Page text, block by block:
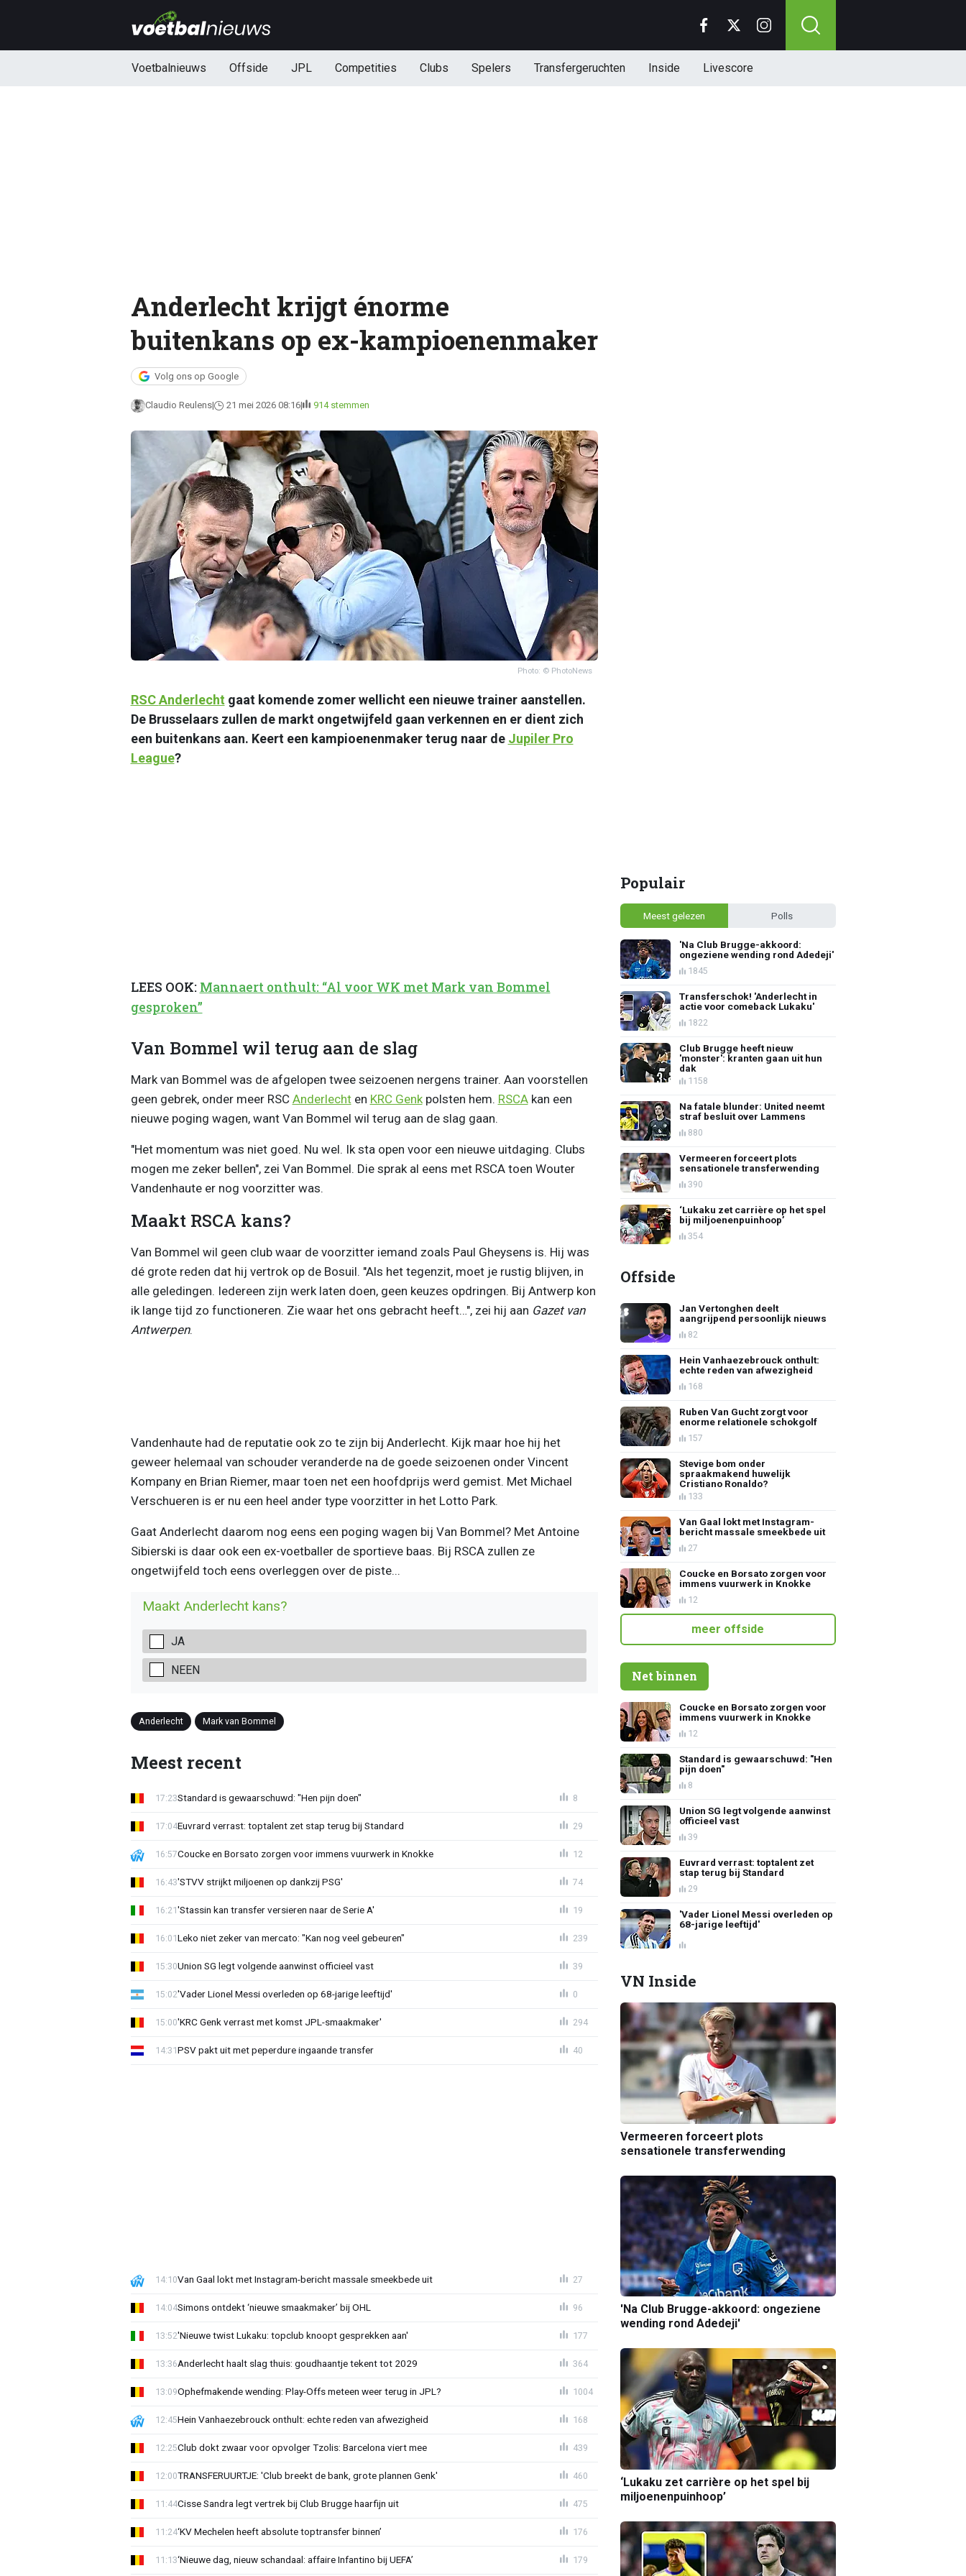
Voetbalnieuws Offside JPL Competities Clubs Spelers Transfergeruchten Inside Livescore
Anderlecht krijgt énorme
buitenkans op ex-kampioenenmaker
Volg ons op Google
Claudio Reulens 21 mei 2026 08:16 914 stemmen
Photo: © PhotoNews
RSCAnderlecht gaat komende zomer wellicht een nieuwe trainer aanstellen.
De Brusselaars zullen de markt ongetwijfeld gaan verkennen en er dient zich
een buitenkans aan. Keert een kampioenenmaker terug naar de Jupiler Pro
League?
LEES OOK: Mannaert onthult: “Al voor WK met Mark van Bommel
gesproken”
Van Bommel wil terug aan de slag
Mark van Bommel was de afgelopen twee seizoenen nergens trainer. Aan voorstellen
geen gebrek, onder meer RSC Anderlechten KRC Genkpolsten hem. RSCAkan een
nieuwe poging wagen, want Van Bommel wil terug aan de slag gaan.
"Het momentum was niet goed. Nu wel. Ik sta open voor een nieuwe uitdaging. Clubs
mogen me zeker bellen", zei Van Bommel. Die sprak al eens met RSCA toen Wouter
Vandenhaute er nog voorzitter was.
Maakt RSCA kans?
Van Bommel wil geen club waar de voorzitter iemand zoals Paul Gheysens is. Hij was
dé grote reden dat hij vertrok op de Bosuil. "Als het tegenzit, moet je rustig blijven, in
alle geledingen. Iedereen zijn werk laten doen, geen keuzes opdringen. Bij Antwerp kon
ik lange tijd zo functioneren. Zie waar het ons gebracht heeft…", zei hij aan Gazet van
Antwerpen.
Vandenhaute had de reputatie ook zo te zijn bij Anderlecht. Kijk maar hoe hij het
geweer helemaal van schouder veranderde na de goede seizoenen onder Vincent
Kompany en Brian Riemer, maar toen net een hoofdprijs werd gemist. Met Michael
Verschueren is er nu een heel ander type voorzitter in het Lotto Park.
Gaat Anderlecht daarom nog eens een poging wagen bij Van Bommel? Met Antoine
Sibierski is daar ook een ex-voetballer de sportieve baas. Bij RSCA zullen ze
ongetwijfeld toch eens overleggen over de piste...
Maakt Anderlecht kans?
JA
NEEN
Anderlecht Mark van Bommel
Meest recent
Standard is gewaarschuwd: "Hen pijn doen"
17:23 8
Euvrard verrast: toptalent zet stap terug bij Standard
17:04 29
Coucke en Borsato zorgen voor immens vuurwerk in Knokke
16:57 12
'STVV strijkt miljoenen op dankzij PSG'
16:43 74
'Stassin kan transfer versieren naar de Serie A'
16:21 19
Leko niet zeker van mercato: "Kan nog veel gebeuren"
16:01 239
Union SG legt volgende aanwinst officieel vast
15:30 39
'Vader Lionel Messi overleden op 68-jarige leeftijd'
15:02 0
'KRC Genk verrast met komst JPL-smaakmaker'
15:00 294
PSV pakt uit met peperdure ingaande transfer
14:31 40
Van Gaal lokt met Instagram-bericht massale smeekbede uit
14:10 27
Simons ontdekt ‘nieuwe smaakmaker’ bij OHL
14:04 96
'Nieuwe twist Lukaku: topclub knoopt gesprekken aan'
13:52 177
Anderlecht haalt slag thuis: goudhaantje tekent tot 2029
13:36 364
Ophefmakende wending: Play-Offs meteen weer terug in JPL?
13:09 1004
Hein Vanhaezebrouck onthult: echte reden van afwezigheid
12:45 168
Club dokt zwaar voor opvolger Tzolis: Barcelona viert mee
12:25 439
TRANSFERUURTJE: 'Club breekt de bank, grote plannen Genk'
12:00 460
Cisse Sandra legt vertrek bij Club Brugge haarfijn uit
11:44 475
‘KV Mechelen heeft absolute toptransfer binnen’
11:24 176
‘Nieuwe dag, nieuw schandaal: affaire Infantino bij UEFA’
11:13 179
Populair
Meest gelezen Polls
'Na Club Brugge-akkoord:
ongeziene wending rond Adedeji'
1845
Transferschok! 'Anderlecht in
actie voor comeback Lukaku'
1822
Club Brugge heeft nieuw
'monster': kranten gaan uit hun
dak
1158
Na fatale blunder: United neemt
straf besluit over Lammens
880
Vermeeren forceert plots
sensationele transferwending
390
‘Lukaku zet carrière op het spel
bij miljoenenpuinhoop’
354
Offside
Jan Vertonghen deelt
aangrijpend persoonlijk nieuws
82
Hein Vanhaezebrouck onthult:
echte reden van afwezigheid
168
Ruben Van Gucht zorgt voor
enorme relationele schokgolf
157
Stevige bom onder
spraakmakend huwelijk
Cristiano Ronaldo?
133
Van Gaal lokt met Instagram-
bericht massale smeekbede uit
27
Coucke en Borsato zorgen voor
immens vuurwerk in Knokke
12
meer offside
Net binnen
Coucke en Borsato zorgen voor
immens vuurwerk in Knokke
12
Standard is gewaarschuwd: "Hen
pijn doen"
8
Union SG legt volgende aanwinst
officieel vast
39
Euvrard verrast: toptalent zet
stap terug bij Standard
29
'Vader Lionel Messi overleden op
68-jarige leeftijd'
VN Inside
Vermeeren forceert plots
sensationele transferwending
'Na Club Brugge-akkoord: ongeziene
wending rond Adedeji'
‘Lukaku zet carrière op het spel bij
miljoenenpuinhoop’